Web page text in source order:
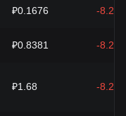
₽0.1676 -
₽0.8381 -
₽1.68 -